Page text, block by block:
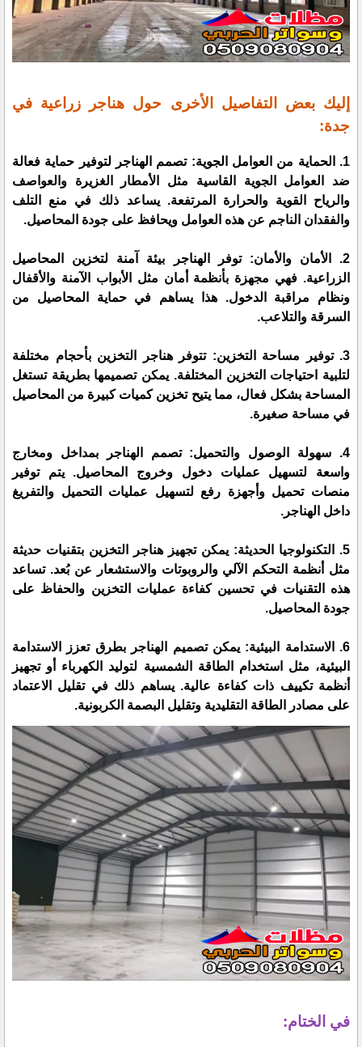
إليك بعض التفاصيل الأخرى حول هناجر زراعية في
جدة:
1. الحماية من العوامل الجوية: تصمم الهناجر لتوفير حماية فعالة
ضد العوامل الجوية القاسية مثل الأمطار الغزيرة والعواصف
والرياح القوية والحرارة المرتفعة. يساعد ذلك في منع التلف
والفقدان الناجم عن هذه العوامل ويحافظ على جودة المحاصيل.
2. الأمان والأمان: توفر الهناجر بيئة آمنة لتخزين المحاصيل
الزراعية. فهي مجهزة بأنظمة أمان مثل الأبواب الآمنة والأقفال
ونظام مراقبة الدخول. هذا يساهم في حماية المحاصيل من
السرقة والتلاعب.
3. توفير مساحة التخزين: تتوفر هناجر التخزين بأحجام مختلفة
لتلبية احتياجات التخزين المختلفة. يمكن تصميمها بطريقة تستغل
المساحة بشكل فعال، مما يتيح تخزين كميات كبيرة من المحاصيل
في مساحة صغيرة.
4. سهولة الوصول والتحميل: تصمم الهناجر بمداخل ومخارج
واسعة لتسهيل عمليات دخول وخروج المحاصيل. يتم توفير
منصات تحميل وأجهزة رفع لتسهيل عمليات التحميل والتفريغ
داخل الهناجر.
5. التكنولوجيا الحديثة: يمكن تجهيز هناجر التخزين بتقنيات حديثة
مثل أنظمة التحكم الآلي والروبوتات والاستشعار عن بُعد. تساعد
هذه التقنيات في تحسين كفاءة عمليات التخزين والحفاظ على
جودة المحاصيل.
6. الاستدامة البيئية: يمكن تصميم الهناجر بطرق تعزز الاستدامة
البيئية، مثل استخدام الطاقة الشمسية لتوليد الكهرباء أو تجهيز
أنظمة تكييف ذات كفاءة عالية. يساهم ذلك في تقليل الاعتماد
على مصادر الطاقة التقليدية وتقليل البصمة الكربونية.
في الختام: